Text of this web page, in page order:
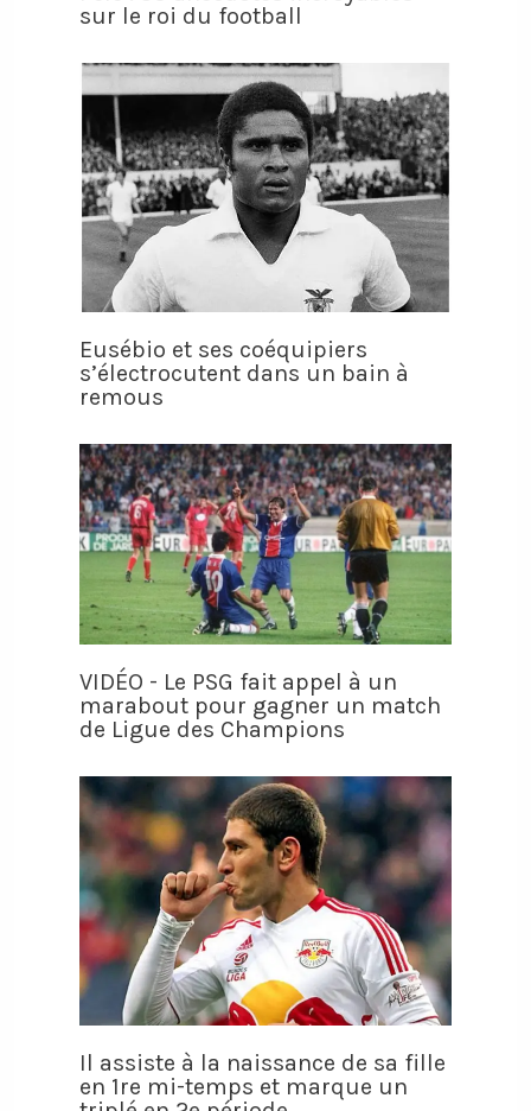
sur le roi du football
Eusébio et ses coéquipiers
s’électrocutent dans un bain à
remous
VIDÉO - Le PSG fait appel à un
marabout pour gagner un match
de Ligue des Champions
Il assiste à la naissance de sa fille
en 1re mi-temps et marque un